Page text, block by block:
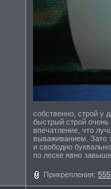
собственно, строй у
быстрый строй
впечатление, что
вываживанием. Зато
и свободно
по леске явно
Прикрепления: